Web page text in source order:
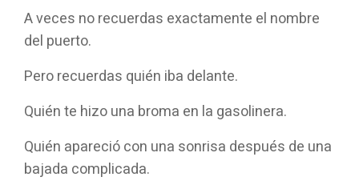
A veces no recuerdas exactamente el nombre
del puerto.
Pero recuerdas quién iba delante.
Quién te hizo una broma en la gasolinera.
Quién apareció con una sonrisa después de una
bajada complicada.